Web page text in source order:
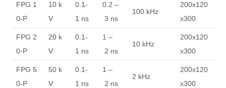
FPG 1
0-P
10 k
V
0.1-
1 ns
0.2 –
3 ns
100 kHz
200x120
x300
FPG 2
0-P
20 k
V
0.1-
1 ns
1 –
2 ns
10 kHz
200x120
x300
FPG 5
0-P
50 k
V
0.1-
1 ns
1 –
2 ns
2 kHz
200x120
x300